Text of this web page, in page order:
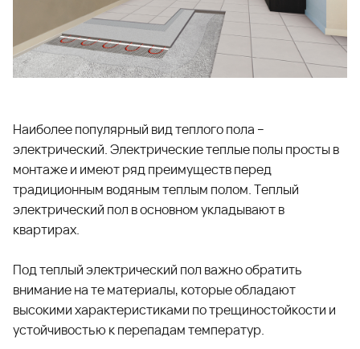
Наиболее популярный вид теплого пола –
электрический. Электрические теплые полы просты в
монтаже и имеют ряд преимуществ перед
традиционным водяным теплым полом. Теплый
электрический пол в основном укладывают в
квартирах.
Под теплый электрический пол важно обратить
внимание на те материалы, которые обладают
высокими характеристиками по трещиностойкости и
устойчивостью к перепадам температур.